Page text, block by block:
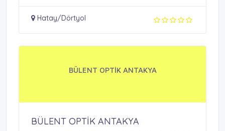
Hatay/Dörtyol
BÜLENT OPTİK ANTAKYA
BÜLENT OPTİK ANTAKYA